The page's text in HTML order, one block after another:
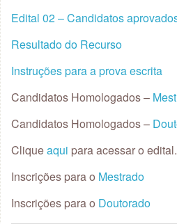
Edital 02 – Candidatos
Resultado do Recurso
Instruções para a prova escrita
Candidatos Homologados –
Candidatos Homologados –
Cliqueaqui para acessar o edital.
Inscrições para o Mestrado
Inscrições para o Doutorado